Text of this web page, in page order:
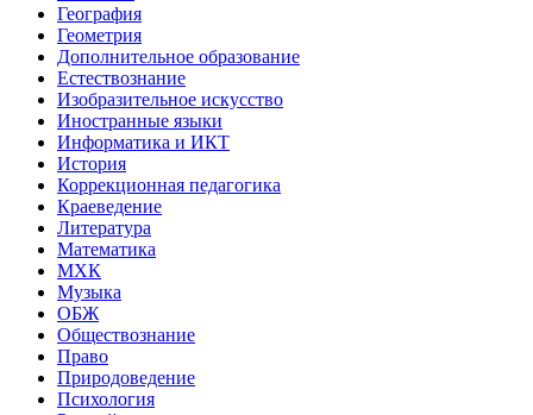
География
Геометрия
Дополнительное образование
Естествознание
Изобразительное искусство
Иностранные языки
Информатика и ИКТ
История
Коррекционная педагогика
Краеведение
Литература
Математика
МХК
Музыка
ОБЖ
Обществознание
Право
Природоведение
Психология